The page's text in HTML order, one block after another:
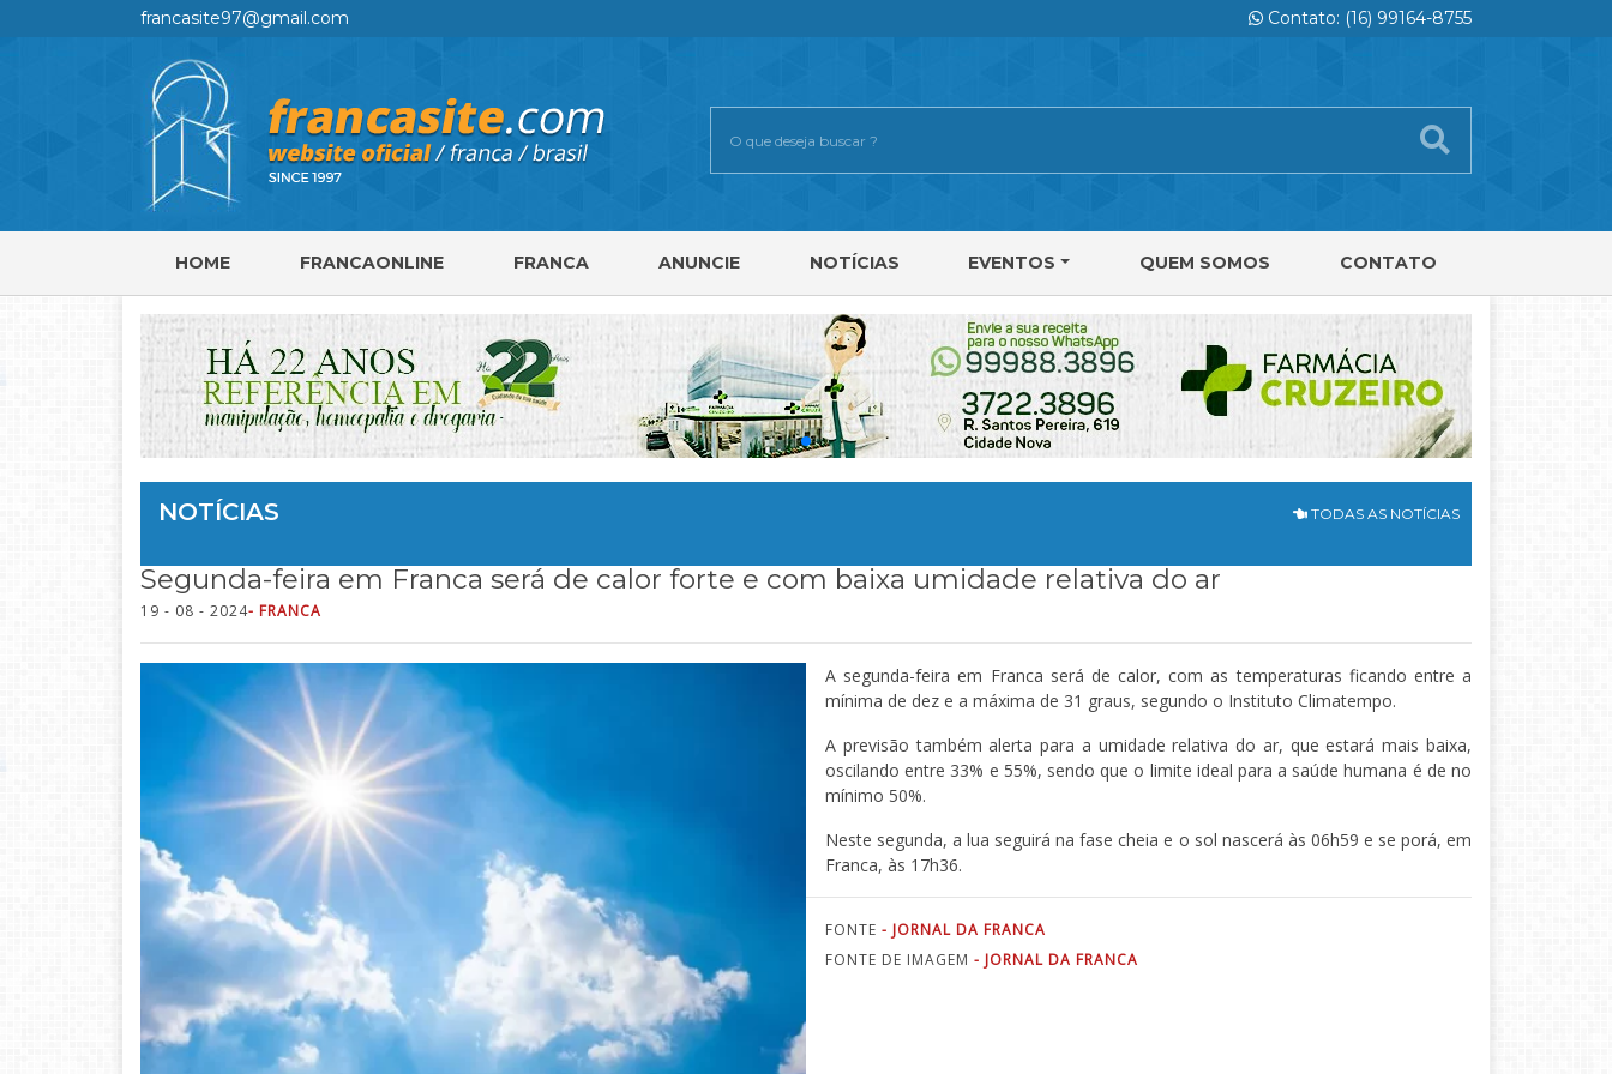
francasite97@gmail.com Contato: (16) 99164-8755
HOME FRANCAONLINE FRANCA ANUNCIE NOTÍCIAS EVENTOS QUEM SOMOS CONTATO
NOTÍCIAS TODAS AS NOTÍCIAS
Segunda-feira em Franca será de calor forte e com baixa umidade relativa do ar
19 - 08 - 2024- FRANCA
A segunda-feira em Franca será de calor, com as temperaturas ficando entre a
mínima de dez e a máxima de 31 graus, segundo o Instituto Climatempo.
A previsão também alerta para a umidade relativa do ar, que estará mais baixa,
oscilando entre 33% e 55%, sendo que o limite ideal para a saúde humana é de no
mínimo 50%.
Neste segunda, a lua seguirá na fase cheia e o sol nascerá às 06h59 e se porá, em
Franca, às 17h36.
FONTE - JORNAL DA FRANCA
FONTE DE IMAGEM - JORNAL DA FRANCA